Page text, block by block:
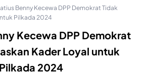
Benny Kecewa DPP Demokrat Tidak
Pilkada 2024
Kecewa DPP Demokrat
Kader Loyal untuk
Pilkada 2024